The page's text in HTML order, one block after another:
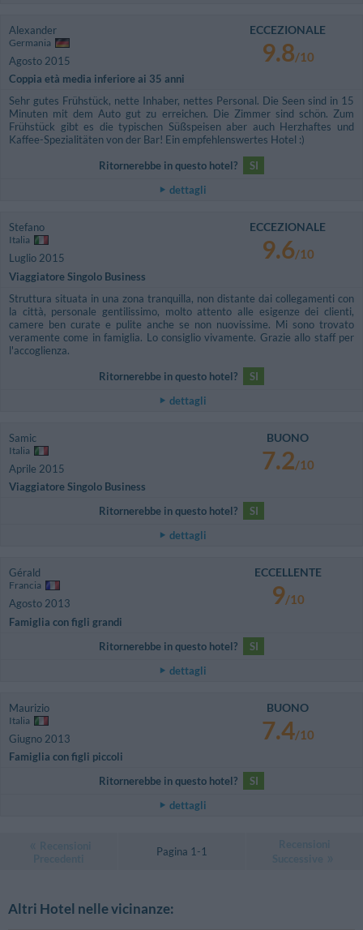
Alexander
Germania
Agosto 2015
Coppia età media inferiore ai 35 anni
ECCEZIONALE
9.8/10
Sehr gutes Frühstück, nette Inhaber, nettes Personal. Die Seen sind in 15
Minuten mit dem Auto gut zu erreichen. Die Zimmer sind schön. Zum
Frühstück gibt es die typischen Süßspeisen aber auch Herzhaftes und
Kaffee-Spezialitäten von der Bar! Ein empfehlenswertes Hotel :)
Ritornerebbe in questo hotel?
SI
dettagli
Stefano
Italia
Luglio 2015
Viaggiatore Singolo Business
ECCEZIONALE
9.6/10
Struttura situata in una zona tranquilla, non distante dai collegamenti con
la città, personale gentilissimo, molto attento alle esigenze dei clienti,
camere ben curate e pulite anche se non nuovissime. Mi sono trovato
veramente come in famiglia. Lo consiglio vivamente. Grazie allo staff per
l'accoglienza.
Ritornerebbe in questo hotel?
SI
dettagli
Samic
Italia
Aprile 2015
Viaggiatore Singolo Business
BUONO
7.2/10
Ritornerebbe in questo hotel?
SI
dettagli
Gérald
Francia
Agosto 2013
Famiglia con figli grandi
ECCELLENTE
9/10
Ritornerebbe in questo hotel?
SI
dettagli
Maurizio
Italia
Giugno 2013
Famiglia con figli piccoli
BUONO
7.4/10
Ritornerebbe in questo hotel?
SI
dettagli
Pagina 1-1
Altri Hotel nelle vicinanze: